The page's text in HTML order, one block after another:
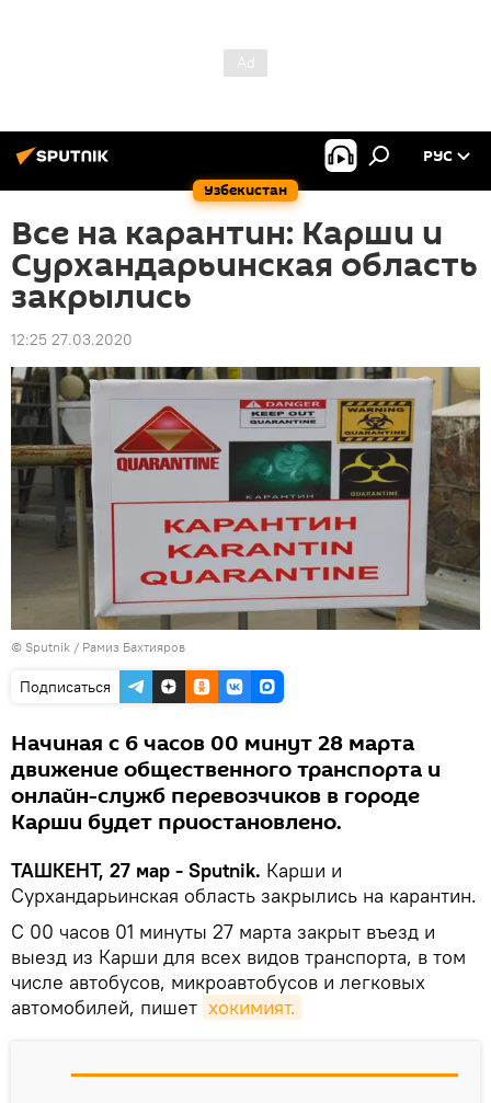
Узбекистан
РУС
Все на карантин: Карши и
Сурхандарьинская область
закрылись
12:25 27.03.2020
© Sputnik / Рамиз Бахтияров
Подписаться
Начиная с 6 часов 00 минут 28 марта
движение общественного транспорта и
онлайн-служб перевозчиков в городе
Карши будет приостановлено.
ТАШКЕНТ, 27 мар - Sputnik. Карши и
Сурхандарьинская область закрылись на карантин.
С 00 часов 01 минуты 27 марта закрыт въезд и
выезд из Карши для всех видов транспорта, в том
числе автобусов, микроавтобусов и легковых
автомобилей, пишет хокимият.